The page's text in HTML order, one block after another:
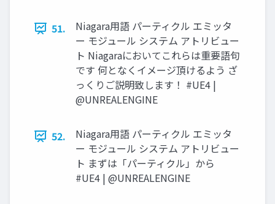
51.
Niagara用語 パーティクル エミッタ
ー モジュール システム アトリビュー
ト Niagaraにおいてこれらは重要語句
です 何となくイメージ頂けるよう ざ
っくりご説明致します！ #UE4 |
@UNREALENGINE
52.
Niagara用語 パーティクル エミッタ
ー モジュール システム アトリビュー
ト まずは「パーティクル」から
#UE4 | @UNREALENGINE